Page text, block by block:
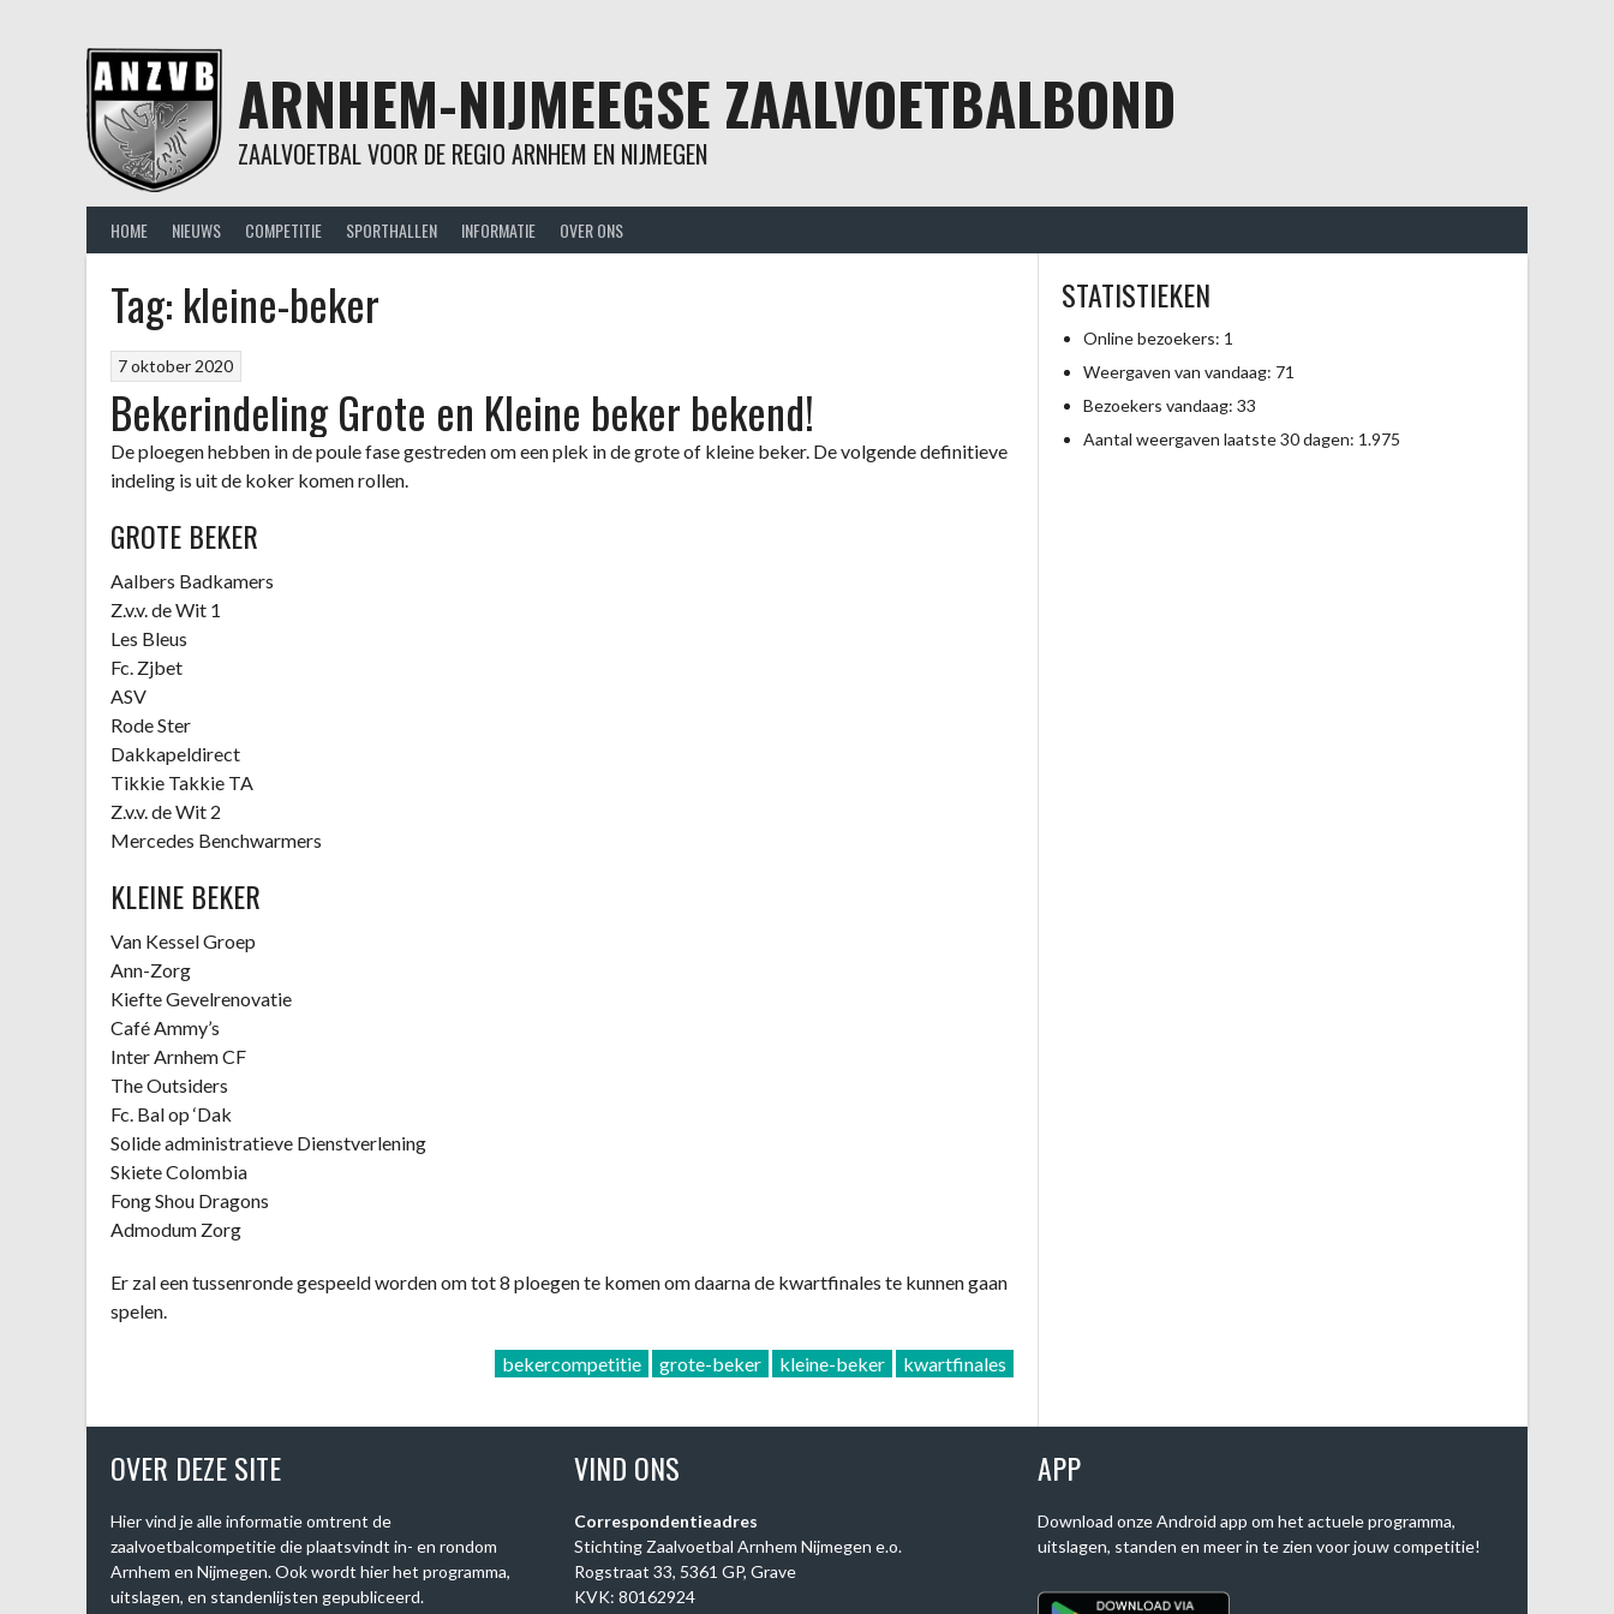
ARNHEM-NIJMEEGSE ZAALVOETBALBOND
ZAALVOETBAL VOOR DE REGIO ARNHEM EN NIJMEGEN
HOME NIEUWS COMPETITIE SPORTHALLEN INFORMATIE OVER ONS
Tag: kleine-beker
7 oktober 2020
Bekerindeling Grote en Kleine beker bekend!
De ploegen hebben in de poule fase gestreden om een plek in de grote of kleine beker. De volgende definitieve
indeling is uit de koker komen rollen.
GROTE BEKER
Aalbers Badkamers
Z.v.v. de Wit 1
Les Bleus
Fc. Zjbet
ASV
Rode Ster
Dakkapeldirect
Tikkie Takkie TA
Z.v.v. de Wit 2
Mercedes Benchwarmers
KLEINE BEKER
Van Kessel Groep
Ann-Zorg
Kiefte Gevelrenovatie
Café Ammy’s
Inter Arnhem CF
The Outsiders
Fc. Bal op ‘Dak
Solide administratieve Dienstverlening
Skiete Colombia
Fong Shou Dragons
Admodum Zorg
Er zal een tussenronde gespeeld worden om tot 8 ploegen te komen om daarna de kwartfinales te kunnen gaan
spelen.
bekercompetitie grote-beker kleine-beker kwartfinales
STATISTIEKEN
Online bezoekers: 1
Weergaven van vandaag: 71
Bezoekers vandaag: 33
Aantal weergaven laatste 30 dagen: 1.975
OVER DEZE SITE
Hier vind je alle informatie omtrent de
zaalvoetbalcompetitie die plaatsvindt in- en rondom
Arnhem en Nijmegen. Ook wordt hier het programma,
uitslagen, en standenlijsten gepubliceerd.
VIND ONS
Correspondentieadres
Stichting Zaalvoetbal Arnhem Nijmegen e.o.
Rogstraat 33, 5361 GP, Grave
KVK: 80162924
APP
Download onze Android app om het actuele programma,
uitslagen, standen en meer in te zien voor jouw competitie!